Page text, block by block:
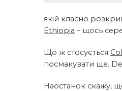
якій класно
Ethiopia – щось
Що ж стосується
посмакувати ще.
Наостанок скажу,